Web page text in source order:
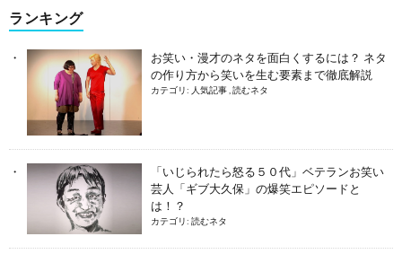
ランキング
お笑い・漫才のネタを面白くするには？ ネタ
の作り方から笑いを生む要素まで徹底解説
カテゴリ: 人気記事 読むネタ
「いじられたら怒る５０代」ベテランお笑い
芸人「ギブ大久保」の爆笑エピソードと
は！？
カテゴリ: 読むネタ